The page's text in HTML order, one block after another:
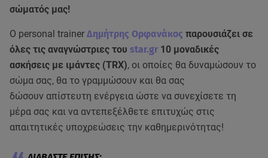
σώματός μας!
Ο personal trainer Δημήτρης Ορφανάκος παρουσιάζει σε
όλες τις αναγνώστριες του star.gr 10 μοναδικές
ασκήσεις με ιμάντες (TRX), οι οποίες θα δυναμώσουν το
σώμα σας, θα το γραμμώσουν και θα σας
δώσουν απίστευτη ενέργεια ώστε να συνεχίσετε τη
μέρα σας και να αντεπεξέλθετε επιτυχώς στις
απαιτητικές υποχρεώσεις την καθημερινότητας!